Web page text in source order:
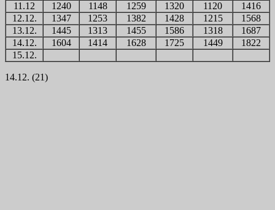
11.12
1240 1148 1259 1320 1120
1416
12.12.
1347 1253 1382 1428 1215
1568
13.12.
1445 1313 1455 1586 1318
1687
14.12.
1604 1414 1628 1725 1449
1822
15.12.
14.12. (21)